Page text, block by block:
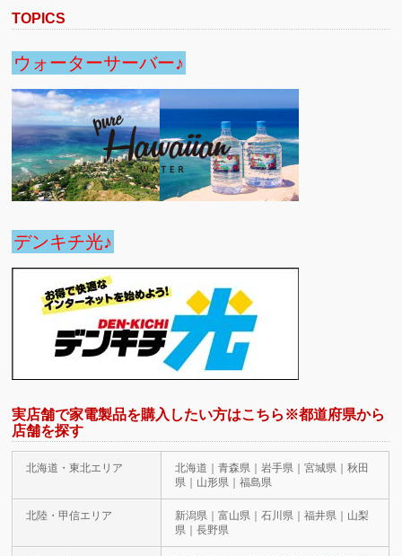
TOPICS
ウォーターサーバー♪
デンキチ光♪
実店舗で家電製品を購入したい方はこちら※都道府県から
店舗を探す
北海道・東北エリア
北海道｜青森県｜岩手県｜宮城県｜秋田
県｜山形県｜福島県
北陸・甲信エリア
新潟県｜富山県｜石川県｜福井県｜山梨
県｜長野県